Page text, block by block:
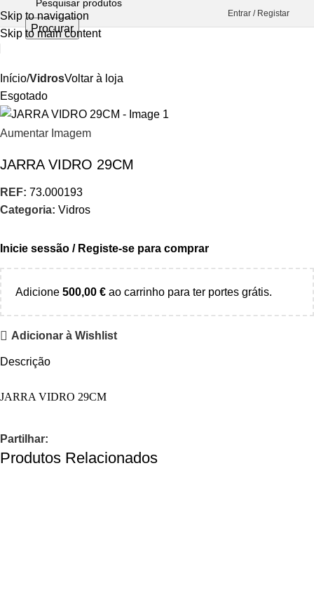
Skip to navigation
Skip to main content
Procurar
Entrar / Registar
Início VidrosVoltar à loja
Esgotado
Aumentar Imagem
JARRA VIDRO 29CM
REF: 73.000193
Categoria: Vidros
Inicie sessão / Registe-se para comprar
Adicione 500,00 € ao carrinho para ter portes grátis.
Adicionar à Wishlist
Descrição
JARRA VIDRO 29CM
Partilhar:
Produtos Relacionados